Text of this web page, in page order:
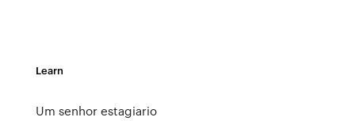
Learn
Um senhor estagiario